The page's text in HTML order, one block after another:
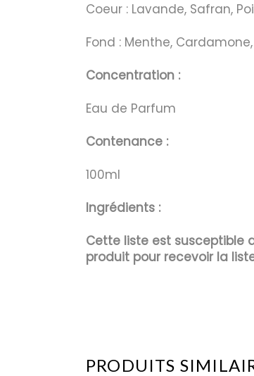
Coeur : Lavande, Safran,
Fond : Menthe,
Concentration :
Eau de Parfum
Contenance :
100ml
Ingrédients :
Cette liste est susceptible
produit pour recevoir la
PRODUITS